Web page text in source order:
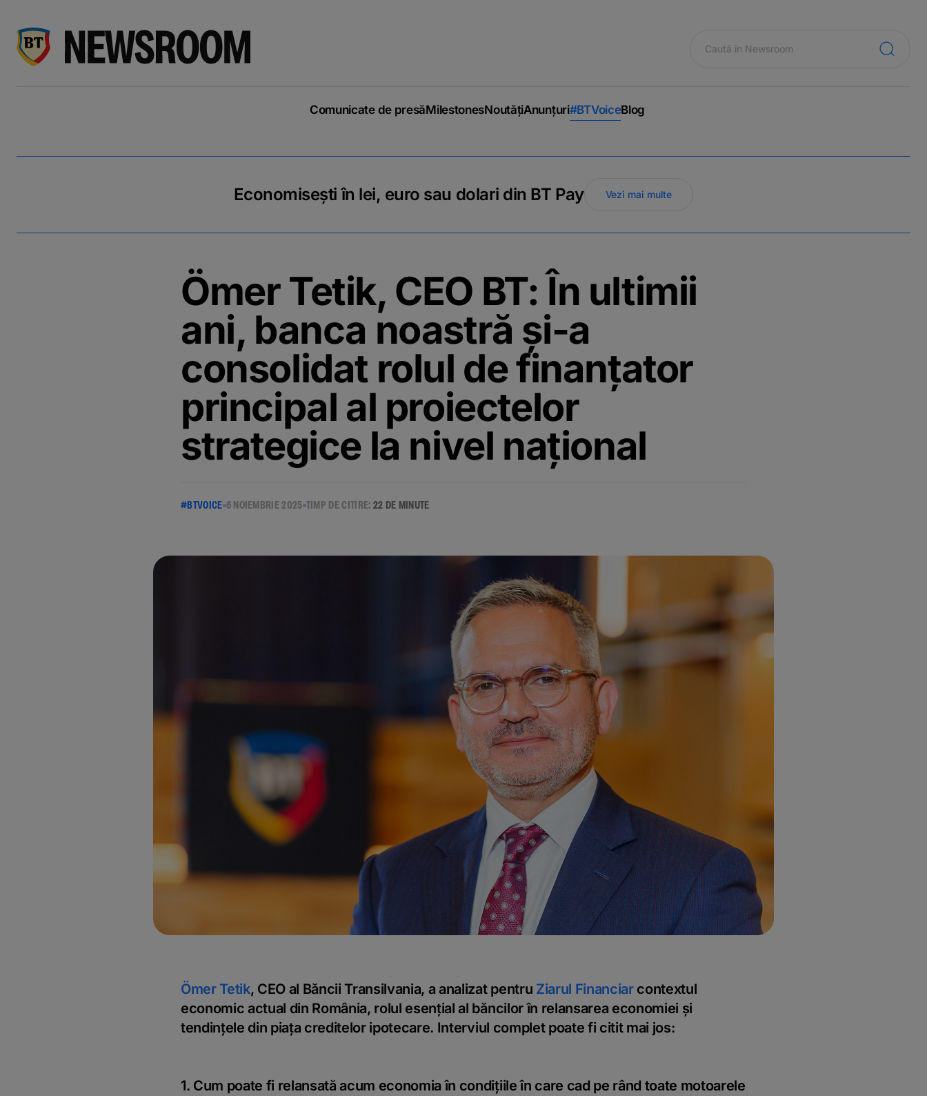
Comunicate de presăMilestonesNoutățiAnunțuri#BTVoiceBlog
Economisești în lei, euro sau dolari din BT Pay Vezi mai multe
Ömer Tetik, CEO BT: În ultimii
ani, banca noastră și-a
consolidat rolul de finanțator
principal al proiectelor
strategice la nivel național
#BTVOICE 6 NOIEMBRIE 2025 TIMP DE CITIRE: 22 DE MINUTE
Ömer Tetik, CEO al Băncii Transilvania, a analizat pentru Ziarul Financiarcontextul
economic actual din România, rolul esențial al băncilor în relansarea economiei și
tendințele din piața creditelor ipotecare. Interviul complet poate fi citit mai jos:
1. Cum poate fi relansată acum economia în condiţiile în care cad pe rând toate motoarele